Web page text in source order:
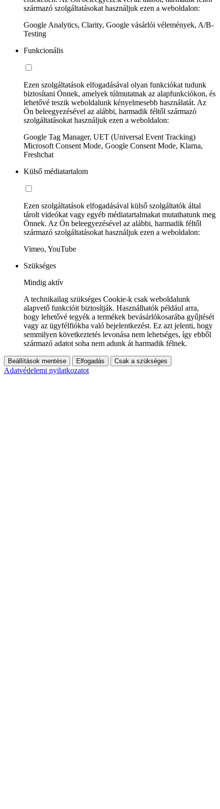
származó szolgáltatásokat használjuk ezen a weboldalon:
Google Analytics, Clarity, Google vásárlói vélemények, A/B-
Testing
Funkcionális
Ezen szolgáltatások elfogadásával olyan funkciókat tudunk
biztosítani Önnek, amelyek túlmutatnak az alapfunkciókon, és
lehetővé teszik weboldalunk kényelmesebb használatát. Az
Ön beleegyezésével az alábbi, harmadik féltől származó
szolgáltatásokat használjuk ezen a weboldalon:
Google Tag Manager, UET (Universal Event Tracking)
Microsoft Consent Mode, Google Consent Mode, Klarna,
Freshchat
Külső médiatartalom
Ezen szolgáltatások elfogadásával külső szolgáltatók által
tárolt videókat vagy egyéb médiatartalmakat mutathatunk meg
Önnek. Az Ön beleegyezésével az alábbi, harmadik féltől
származó szolgáltatásokat használjuk ezen a weboldalon:
Vimeo, YouTube
Szükséges
Mindig aktív
A technikailag szükséges Cookie-k csak weboldalunk
alapvető funkcióit biztosítják. Használhatók például arra,
hogy lehetővé tegyék a termékek bevásárlókosarába gyűjtését
vagy az ügyfélfiókba való bejelentkezést. Ez azt jelenti, hogy
semmilyen következtetés levonása nem lehetséges, így ebből
származó adatot soha nem adunk át harmadik félnek.
Beállítások mentése Elfogadás Csak a szükséges
Adatvédelemi nyilatkozatot